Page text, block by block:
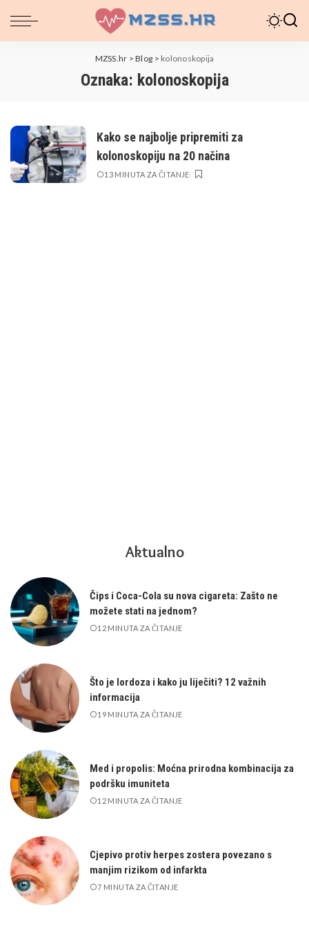
MZSS.hr >Blog > kolonoskopija
Oznaka: kolonoskopija
Kako se najbolje pripremiti za
kolonoskopiju na 20 načina
13 MINUTA ZA ČITANJE
Aktualno
Čips i Coca-Cola su nova cigareta: Zašto ne
možete stati na jednom?
12 MINUTA ZA ČITANJE
Što je lordoza i kako ju liječiti? 12 važnih
informacija
19 MINUTA ZA ČITANJE
Med i propolis: Moćna prirodna kombinacija za
podršku imuniteta
12 MINUTA ZA ČITANJE
Cjepivo protiv herpes zostera povezano s
manjim rizikom od infarkta
7 MINUTA ZA ČITANJE